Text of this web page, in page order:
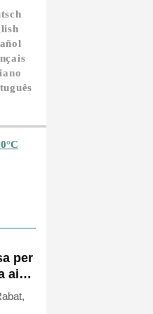
per
ai